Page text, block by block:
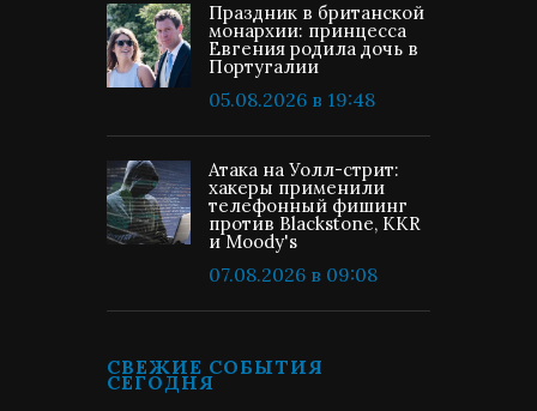
Праздник в британской
монархии: принцесса
Евгения родила дочь в
Португалии
05.08.2026 в 19:48
Атака на Уолл-стрит:
хакеры применили
телефонный фишинг
против Blackstone, KKR
и Moody's
07.08.2026 в 09:08
СВЕЖИЕ СОБЫТИЯ
СЕГОДНЯ